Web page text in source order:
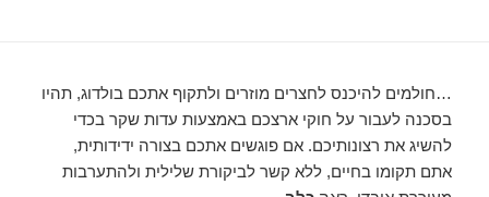
…חולמים להיכנס לחצרים מוזרים ולתקוף אתכם בולדוג, תהיו
בסכנה לעבור על חוקי ארצכם באמצעות עדות שקר בכדי
להשיג את רצונותיכם. אם פוגשים אתכם בצורה ידידותית,
אתם תקומו בחיים, ללא קשר לביקורת שלילית ולהתערבות